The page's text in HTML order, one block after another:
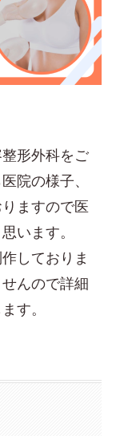
形外科をご
院の様子、
ますので医
います。
しておりま
んので詳細
す。